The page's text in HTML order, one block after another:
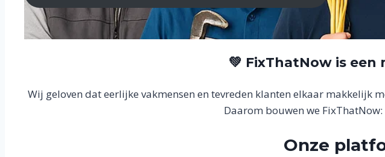
💚 FixThatNow is
Wij geloven dat eerlijke vakmensen en tevreden klanten elkaar
Daarom bouwen we
Onze